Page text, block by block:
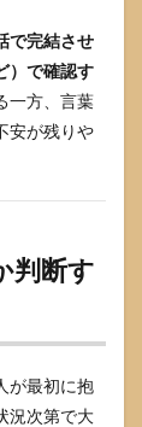
で完結させ
）で確認す
一方、言葉
安が残りや
判断す
が最初に抱
況次第で大